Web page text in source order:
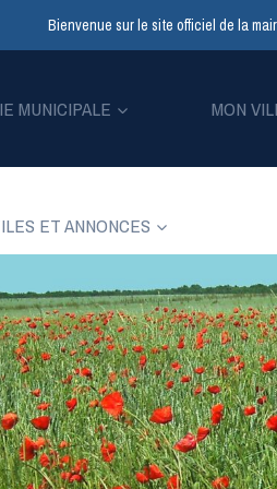
Bienvenue sur le site officiel de la
MUNICIPALE MON
ET ANNONCES